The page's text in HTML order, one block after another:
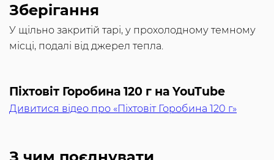
Зберігання
У щільно закритій тарі, у прохолодному темному
місці, подалі від джерел тепла.
Піхтовіт Горобина 120 г на YouTube
Дивитися відео про «Піхтовіт Горобина 120 г»